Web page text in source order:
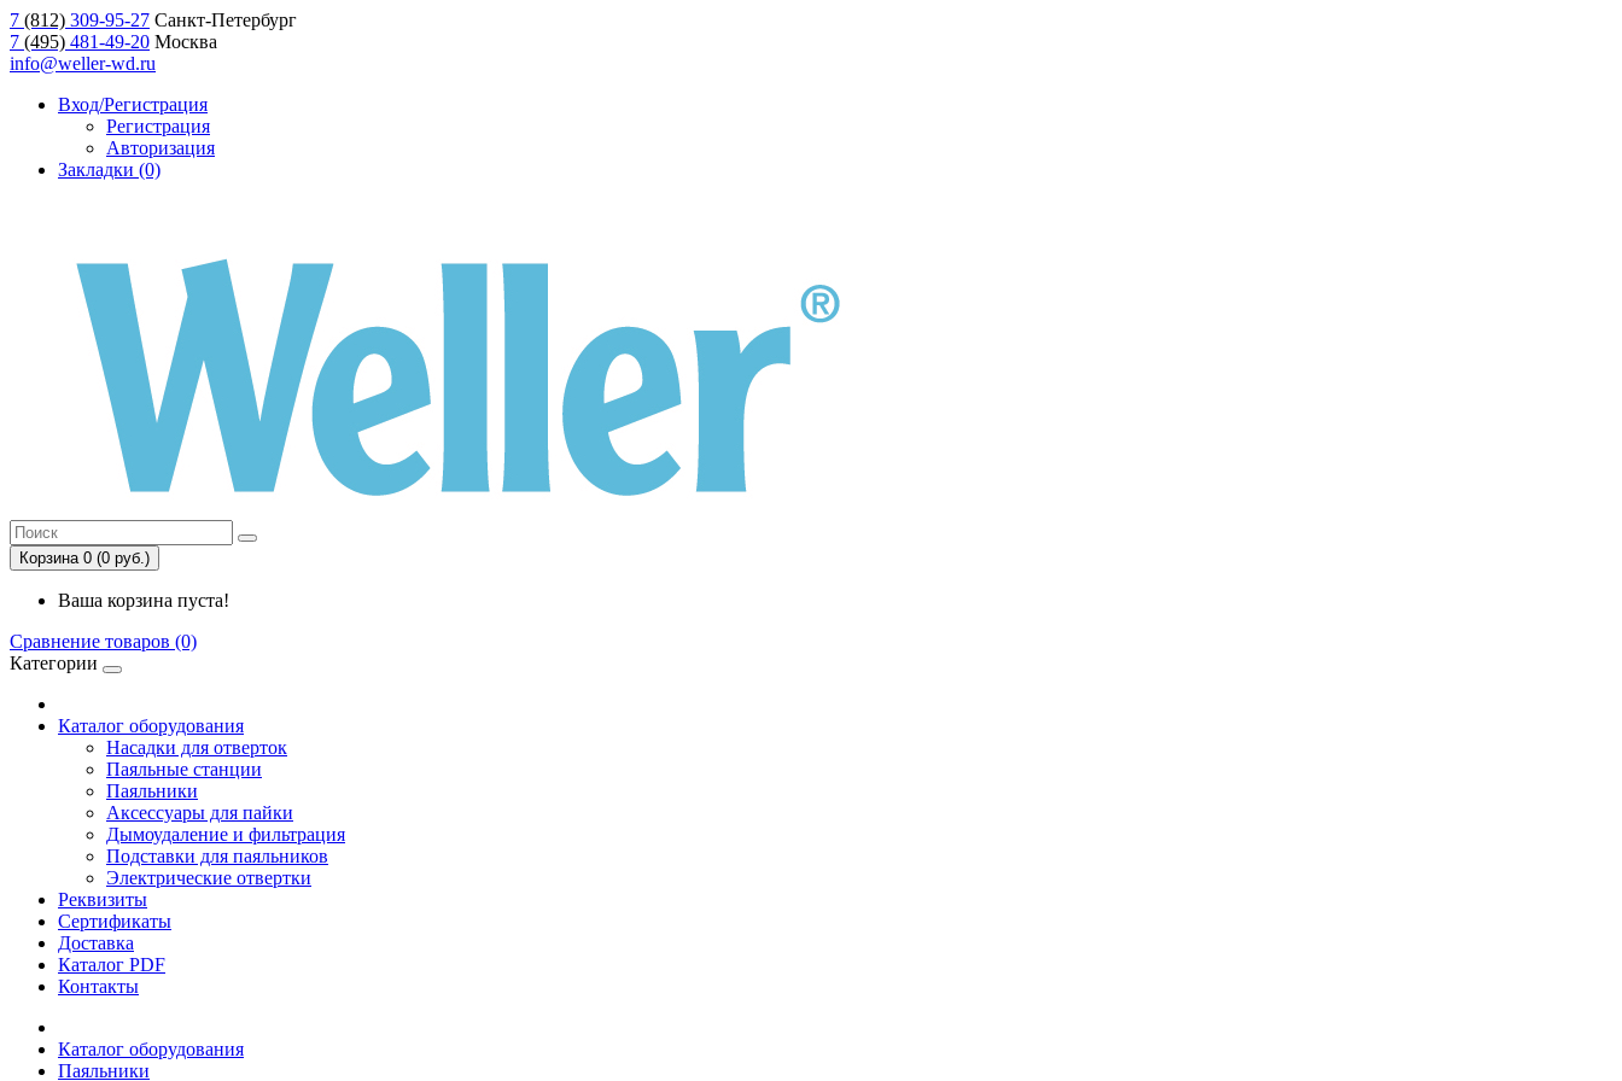
7 (812) 309-95-27 Санкт-Петербург
7 (495) 481-49-20 Москва
info@weller-wd.ru
Вход/Регистрация
Регистрация
Авторизация
Закладки (0)
Корзина 0 (0 руб.)
Ваша корзина пуста!
Сравнение товаров (0)
Категории
Каталог оборудования
Насадки для отверток
Паяльные станции
Паяльники
Аксессуары для пайки
Дымоудаление и фильтрация
Подставки для паяльников
Электрические отвертки
Реквизиты
Сертификаты
Доставка
Каталог PDF
Контакты
Каталог оборудования
Паяльники